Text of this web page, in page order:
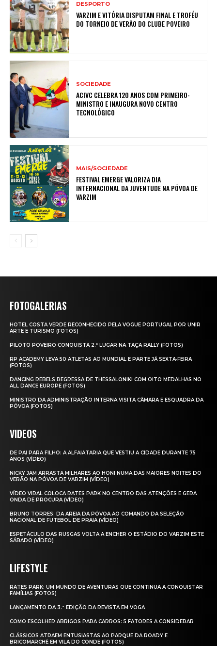
DESPORTO
VARZIM E VITÓRIA DISPUTAM FINAL E TROFÉU
DO TORNEIO DE VERÃO DO CLUBE POVEIRO
SOCIEDADE
ACIVC CELEBRA 120 ANOS COM PRIMEIRO-
MINISTRO E INAUGURA NOVO CENTRO
TECNOLÓGICO
MAIS/SOCIEDADE
FESTIVAL EMERGE VALORIZA DIA
INTERNACIONAL DA JUVENTUDE NA PÓVOA DE
VARZIM
FOTOGALERIAS
HOTEL COSTA VERDE RECONHECIDO PELA VOGUE PORTUGAL POR UNIR
ARTE E TURISMO (FOTOS)
PILOTO POVEIRO CONQUISTA 2.º LUGAR NA TAÇA RALLY (FOTOS)
RP ACADEMY LEVA 50 ATLETAS AO MUNDIAL E PARTE JÁ SEXTA‑FEIRA
(FOTOS)
DANCING REBELS REGRESSA DE THESSALONIKI COM OITO MEDALHAS NO
ALL DANCE EUROPE (FOTOS)
MINISTRO DA ADMINISTRAÇÃO INTERNA VISITA CÂMARA E ESQUADRA DA
PÓVOA (FOTOS)
VIDEOS
DE PAI PARA FILHO: A ALFAIATARIA QUE VESTIU A CIDADE DURANTE 75
ANOS (VÍDEO)
NICKY JAM ARRASTA MILHARES AO HONI NUMA DAS MAIORES NOITES DO
VERÃO NA PÓVOA DE VARZIM (VÍDEO)
VÍDEO VIRAL COLOCA RATES PARK NO CENTRO DAS ATENÇÕES E GERA
ONDA DE PROCURA (VÍDEO)
BRUNO TORRES: DA AREIA DA PÓVOA AO COMANDO DA SELEÇÃO
NACIONAL DE FUTEBOL DE PRAIA (VÍDEO)
ESPETÁCULO DAS RUSGAS VOLTA A ENCHER O ESTÁDIO DO VARZIM ESTE
SÁBADO (VÍDEO)
LIFESTYLE
RATES PARK: UM MUNDO DE AVENTURAS QUE CONTINUA A CONQUISTAR
FAMÍLIAS (FOTOS)
LANÇAMENTO DA 3.ª EDIÇÃO DA REVISTA EM VOGA
COMO ESCOLHER ABRIGOS PARA CARROS: 5 FATORES A CONSIDERAR
CLÁSSICOS ATRAEM ENTUSIASTAS AO PARQUE DA ROADY E
BRICOMARCHÉ EM VILA DO CONDE (FOTOS)